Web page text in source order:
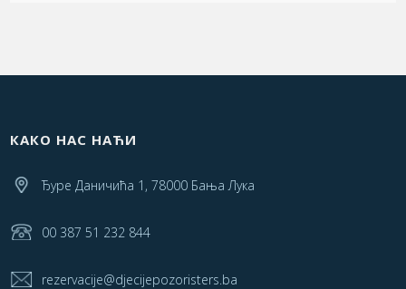
КАКО НАС НАЋИ
Ђуре Даничића 1, 78000 Бања Лука
00 387 51 232 844
rezervacije@djecijepozoristers.ba